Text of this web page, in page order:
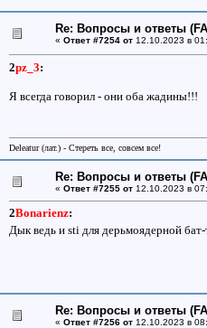
Re: Вопросы и ответы
« Ответ #7254 от12.10.2023 в
2pz_3:
Я всегда говорил - они оба жадины!!!
Deleatur (лат.) - Стереть все, совсем все!
Re: Вопросы и ответы
« Ответ #7255 от12.10.2023 в
2Bonarienz:
Дык ведь и sti для дерьмоядерной
Re: Вопросы и ответы
« Ответ #7256 от12.10.2023 в